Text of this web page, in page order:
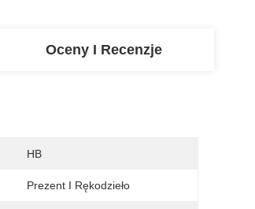
Oceny I Recenzje
HB
Prezent I Rękodzieło